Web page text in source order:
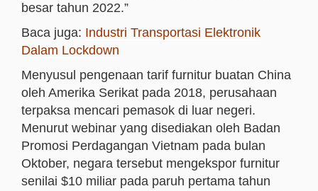
besar tahun 2022.”
Baca juga: Industri Transportasi Elektronik
Dalam Lockdown
Menyusul pengenaan tarif furnitur buatan China
oleh Amerika Serikat pada 2018, perusahaan
terpaksa mencari pemasok di luar negeri.
Menurut webinar yang disediakan oleh Badan
Promosi Perdagangan Vietnam pada bulan
Oktober, negara tersebut mengekspor furnitur
senilai $10 miliar pada paruh pertama tahun